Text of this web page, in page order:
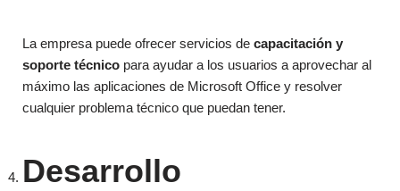
La empresa puede ofrecer servicios de capacitación y
soporte técnico para ayudar a los usuarios a aprovechar al
máximo las aplicaciones de Microsoft Office y resolver
cualquier problema técnico que puedan tener.
Desarrollo